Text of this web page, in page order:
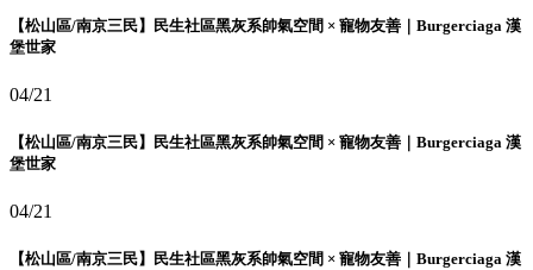
【松山區/南京三民】民生社區黑灰系帥氣空間 × 寵物友善｜Burgerciaga 漢
堡世家
04/21
【松山區/南京三民】民生社區黑灰系帥氣空間 × 寵物友善｜Burgerciaga 漢
堡世家
04/21
【松山區/南京三民】民生社區黑灰系帥氣空間 × 寵物友善｜Burgerciaga 漢